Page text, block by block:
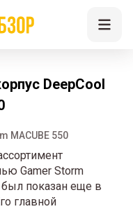
DeepCool
MACUBE 550
Gamer Storm
показан еще в
главной